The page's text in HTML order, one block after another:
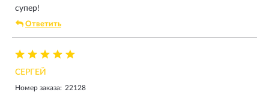
супер!
Ответить
СЕРГЕЙ
Номер заказа: 22128